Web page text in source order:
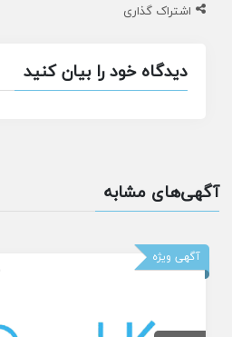
اشتراک گذاری
دیدگاه خود را بیان کنید
آگهی‌های مشابه
آگهی ویژه